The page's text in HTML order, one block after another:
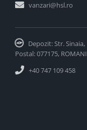
vanzari@hsl.ro
Depozit: Str.
Postal: 077175,
+40 747 109 458